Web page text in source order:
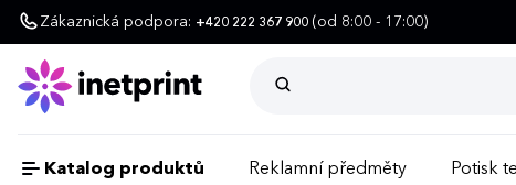
Zákaznická podpora: +420 222 367 900 (od 8:00 - 17:00)
Katalog produktů Reklamní předměty Potisk